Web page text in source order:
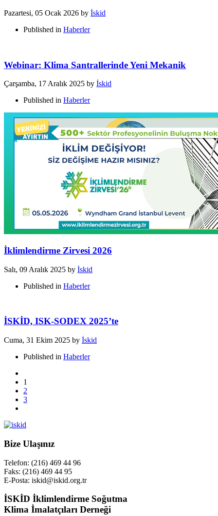
Pazartesi, 05 Ocak 2026 by İskid
Published in Haberler
Webinar: Klima Santrallerinde Yeni Mekanik
Çarşamba, 17 Aralık 2025 by İskid
Published in Haberler
İklimlendirme Zirvesi 2026
Salı, 09 Aralık 2025 by İskid
Published in Haberler
İSKİD, ISK-SODEX 2025’te
Cuma, 31 Ekim 2025 by İskid
Published in Haberler
1
2
3
Bize Ulaşınız
Telefon: (216) 469 44 96
Faks: (216) 469 44 95
E-Posta: iskid@iskid.org.tr
İSKİD İklimlendirme Soğutma
Klima İmalatçıları Derneği